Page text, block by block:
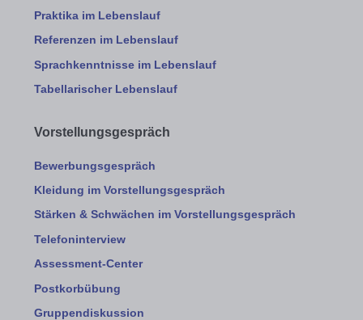
Praktika im Lebenslauf
Referenzen im Lebenslauf
Sprachkenntnisse im Lebenslauf
Tabellarischer Lebenslauf
Vorstellungsgespräch
Bewerbungsgespräch
Kleidung im Vorstellungsgespräch
Stärken & Schwächen im Vorstellungsgespräch
Telefoninterview
Assessment-Center
Postkorbübung
Gruppendiskussion